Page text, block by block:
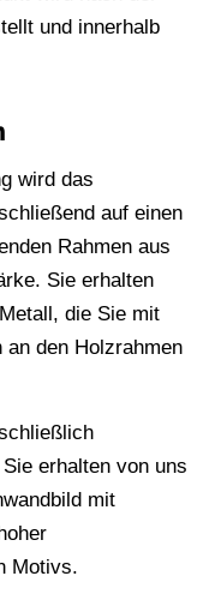
und innerhalb
wird das
auf einen
Rahmen aus
Sie erhalten
die Sie mit
den Holzrahmen
Sie erhalten von uns
mit
Motivs.